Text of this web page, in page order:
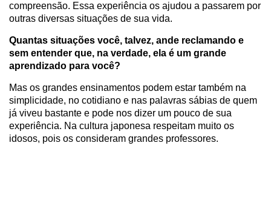
compreensão. Essa experiência os ajudou a passarem por
outras diversas situações de sua vida.
Quantas situações você, talvez, ande reclamando e
sem entender que, na verdade, ela é um grande
aprendizado para você?
Mas os grandes ensinamentos podem estar também na
simplicidade, no cotidiano e nas palavras sábias de quem
já viveu bastante e pode nos dizer um pouco de sua
experiência. Na cultura japonesa respeitam muito os
idosos, pois os consideram grandes professores.